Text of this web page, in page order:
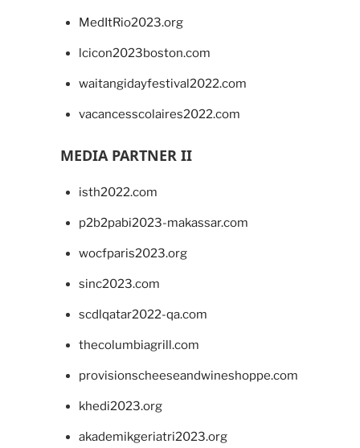
MedItRio2023.org
lcicon2023boston.com
waitangidayfestival2022.com
vacancesscolaires2022.com
MEDIA PARTNER II
isth2022.com
p2b2pabi2023-makassar.com
wocfparis2023.org
sinc2023.com
scdlqatar2022-qa.com
thecolumbiagrill.com
provisionscheeseandwineshoppe.com
khedi2023.org
akademikgeriatri2023.org